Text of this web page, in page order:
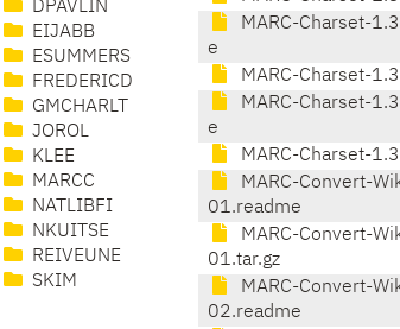
DPAVLIN
EIJABB
ESUMMERS
FREDERICD
GMCHARLT
JOROL
KLEE
MARCC
NATLIBFI
NKUITSE
REIVEUNE
SKIM
MARC-Charset-
e
MARC-Charset-
MARC-Charset-
e
MARC-Charset-
MARC-Convert-
01.readme
MARC-Convert-
01.tar.gz
MARC-Convert-
02.readme